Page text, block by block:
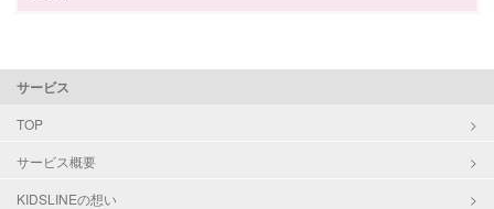
サービス
TOP
サービス概要
KIDSLINEの想い